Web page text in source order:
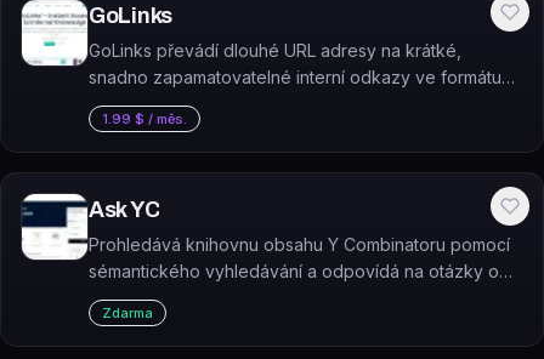
GoLinks
GoLinks převádí dlouhé URL adresy na krátké,
snadno zapamatovatelné interní odkazy ve formátu
go/název, které týmy sdílejí napříč aplikacemi.
1.99 $ / měs.
Ask YC
Prohledává knihovnu obsahu Y Combinatoru pomocí
sémantického vyhledávání a odpovídá na otázky o
startupech a podnikání.
Zdarma